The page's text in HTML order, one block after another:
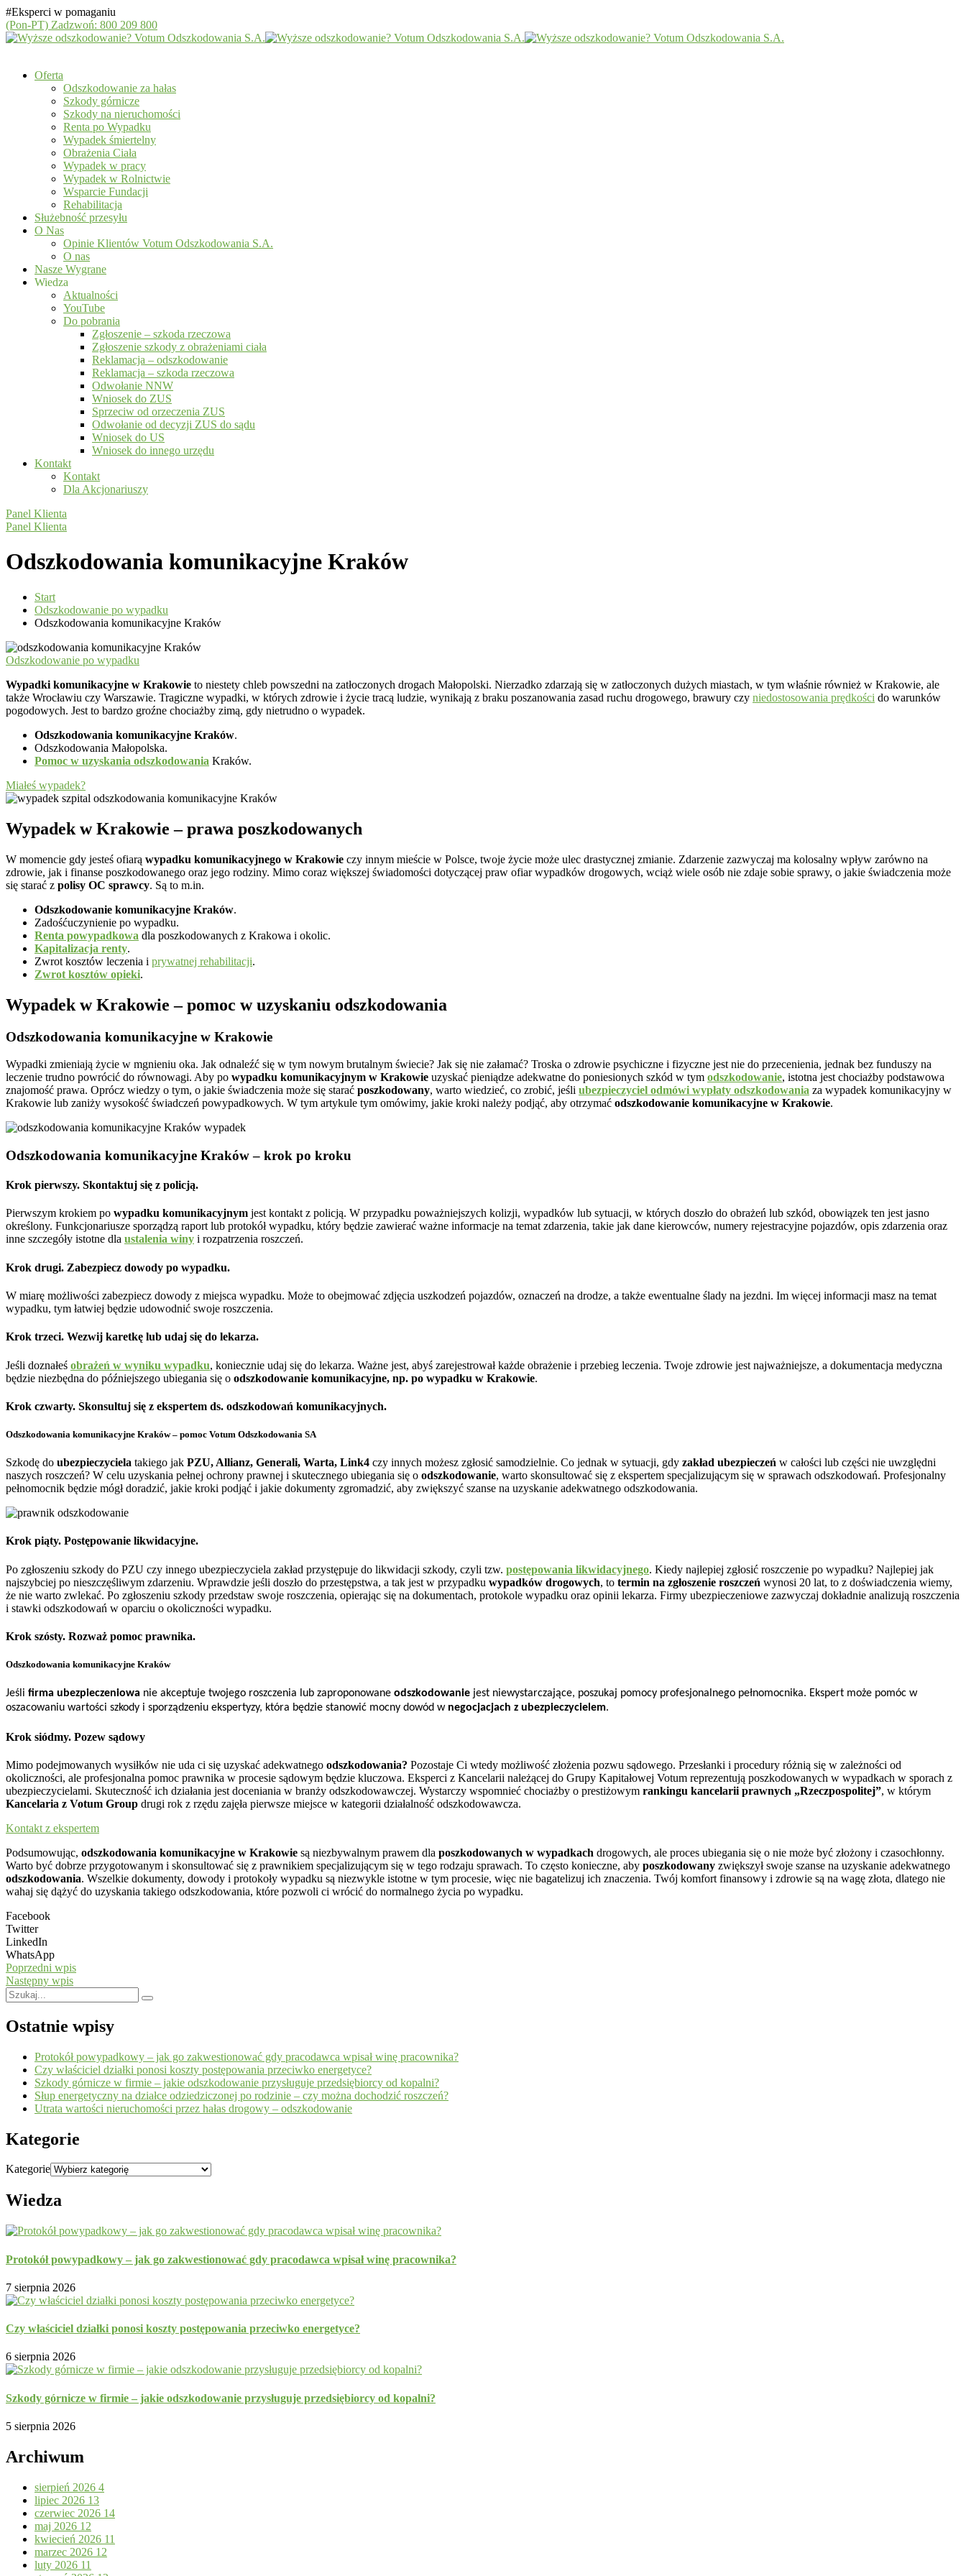
#Eksperci w pomaganiu
(Pon-PT) Zadzwoń: 800 209 800
Oferta
Odszkodowanie za hałas
Szkody górnicze
Szkody na nieruchomości
Renta po Wypadku
Wypadek śmiertelny
Obrażenia Ciała
Wypadek w pracy
Wypadek w Rolnictwie
Wsparcie Fundacji
Rehabilitacja
Służebność przesyłu
O Nas
Opinie Klientów Votum Odszkodowania S.A.
O nas
Nasze Wygrane
Wiedza
Aktualności
YouTube
Do pobrania
Zgłoszenie – szkoda rzeczowa
Zgłoszenie szkody z obrażeniami ciała
Reklamacja – odszkodowanie
Reklamacja – szkoda rzeczowa
Odwołanie NNW
Wniosek do ZUS
Sprzeciw od orzeczenia ZUS
Odwołanie od decyzji ZUS do sądu
Wniosek do US
Wniosek do innego urzędu
Kontakt
Kontakt
Dla Akcjonariuszy
Panel Klienta
Panel Klienta
Odszkodowania komunikacyjne Kraków
Start
Odszkodowanie po wypadku
Odszkodowania komunikacyjne Kraków
Odszkodowanie po wypadku
Wypadki komunikacyjne w Krakowie to niestety chleb powszedni na zatłoczonych drogach Małopolski. Nierzadko zdarzają się w zatłoczonych dużych miastach, w tym właśnie również w Krakowie, ale
także Wrocławiu czy Warszawie. Tragiczne wypadki, w których zdrowie i życie tracą ludzie, wynikają z braku poszanowania zasad ruchu drogowego, brawury czy niedostosowania prędkości do warunków
pogodowych. Jest to bardzo groźne chociażby zimą, gdy nietrudno o wypadek.
Odszkodowania komunikacyjne Kraków.
Odszkodowania Małopolska.
Pomoc w uzyskania odszkodowania Kraków.
Miałeś wypadek?
Wypadek w Krakowie – prawa poszkodowanych
W momencie gdy jesteś ofiarą wypadku komunikacyjnego w Krakowie czy innym mieście w Polsce, twoje życie może ulec drastycznej zmianie. Zdarzenie zazwyczaj ma kolosalny wpływ zarówno na
zdrowie, jak i finanse poszkodowanego oraz jego rodziny. Mimo coraz większej świadomości dotyczącej praw ofiar wypadków drogowych, wciąż wiele osób nie zdaje sobie sprawy, o jakie świadczenia może
się starać z polisy OC sprawcy. Są to m.in.
Odszkodowanie komunikacyjne Kraków.
Zadośćuczynienie po wypadku.
Renta powypadkowa dla poszkodowanych z Krakowa i okolic.
Kapitalizacja renty.
Zwrot kosztów leczenia i prywatnej rehabilitacji.
Zwrot kosztów opieki.
Wypadek w Krakowie – pomoc w uzyskaniu odszkodowania
Odszkodowania komunikacyjne w Krakowie
Wypadki zmieniają życie w mgnieniu oka. Jak odnaleźć się w tym nowym brutalnym świecie? Jak się nie załamać? Troska o zdrowie psychiczne i fizyczne jest nie do przecenienia, jednak bez funduszy na
leczenie trudno powrócić do równowagi. Aby po wypadku komunikacyjnym w Krakowie uzyskać pieniądze adekwatne do poniesionych szkód w tym odszkodowanie, istotna jest chociażby podstawowa
znajomość prawa. Oprócz wiedzy o tym, o jakie świadczenia może się starać poszkodowany, warto wiedzieć, co zrobić, jeśli ubezpieczyciel odmówi wypłaty odszkodowania za wypadek komunikacyjny w
Krakowie lub zaniży wysokość świadczeń powypadkowych. W tym artykule tym omówimy, jakie kroki należy podjąć, aby otrzymać odszkodowanie komunikacyjne w Krakowie.
Odszkodowania komunikacyjne Kraków – krok po kroku
Krok pierwszy. Skontaktuj się z policją.
Pierwszym krokiem po wypadku komunikacyjnym jest kontakt z policją. W przypadku poważniejszych kolizji, wypadków lub sytuacji, w których doszło do obrażeń lub szkód, obowiązek ten jest jasno
określony. Funkcjonariusze sporządzą raport lub protokół wypadku, który będzie zawierać ważne informacje na temat zdarzenia, takie jak dane kierowców, numery rejestracyjne pojazdów, opis zdarzenia oraz
inne szczegóły istotne dla ustalenia winy i rozpatrzenia roszczeń.
Krok drugi. Zabezpiecz dowody po wypadku.
W miarę możliwości zabezpiecz dowody z miejsca wypadku. Może to obejmować zdjęcia uszkodzeń pojazdów, oznaczeń na drodze, a także ewentualne ślady na jezdni. Im więcej informacji masz na temat
wypadku, tym łatwiej będzie udowodnić swoje roszczenia.
Krok trzeci. Wezwij karetkę lub udaj się do lekarza.
Jeśli doznałeś obrażeń w wyniku wypadku, koniecznie udaj się do lekarza. Ważne jest, abyś zarejestrował każde obrażenie i przebieg leczenia. Twoje zdrowie jest najważniejsze, a dokumentacja medyczna
będzie niezbędna do późniejszego ubiegania się o odszkodowanie komunikacyjne, np. po wypadku w Krakowie.
Krok czwarty. Skonsultuj się z ekspertem ds. odszkodowań komunikacyjnych.
Odszkodowania komunikacyjne Kraków – pomoc Votum Odszkodowania SA
Szkodę do ubezpieczyciela takiego jak PZU, Allianz, Generali, Warta, Link4 czy innych możesz zgłosić samodzielnie. Co jednak w sytuacji, gdy zakład ubezpieczeń w całości lub części nie uwzględni
naszych roszczeń? W celu uzyskania pełnej ochrony prawnej i skutecznego ubiegania się o odszkodowanie, warto skonsultować się z ekspertem specjalizującym się w sprawach odszkodowań. Profesjonalny
pełnomocnik będzie mógł doradzić, jakie kroki podjąć i jakie dokumenty zgromadzić, aby zwiększyć szanse na uzyskanie adekwatnego odszkodowania.
Krok piąty. Postępowanie likwidacyjne.
Po zgłoszeniu szkody do PZU czy innego ubezpieczyciela zakład przystępuje do likwidacji szkody, czyli tzw. postępowania likwidacyjnego. Kiedy najlepiej zgłosić roszczenie po wypadku? Najlepiej jak
najszybciej po nieszczęśliwym zdarzeniu. Wprawdzie jeśli doszło do przestępstwa, a tak jest w przypadku wypadków drogowych, to termin na zgłoszenie roszczeń wynosi 20 lat, to z doświadczenia wiemy,
że nie warto zwlekać. Po zgłoszeniu szkody przedstaw swoje roszczenia, opierając się na dokumentach, protokole wypadku oraz opinii lekarza. Firmy ubezpieczeniowe zazwyczaj dokładnie analizują roszczenia
i stawki odszkodowań w oparciu o okoliczności wypadku.
Krok szósty. Rozważ pomoc prawnika.
Odszkodowania komunikacyjne Kraków
Jeśli firma ubezpieczeniowa nie akceptuje twojego roszczenia lub zaproponowane odszkodowanie jest niewystarczające, poszukaj pomocy profesjonalnego pełnomocnika. Ekspert może pomóc w
oszacowaniu wartości szkody i sporządzeniu ekspertyzy, która będzie stanowić mocny dowód w negocjacjach z ubezpieczycielem.
Krok siódmy. Pozew sądowy
Mimo podejmowanych wysiłków nie uda ci się uzyskać adekwatnego odszkodowania? Pozostaje Ci wtedy możliwość złożenia pozwu sądowego. Przesłanki i procedury różnią się w zależności od
okoliczności, ale profesjonalna pomoc prawnika w procesie sądowym będzie kluczowa. Eksperci z Kancelarii należącej do Grupy Kapitałowej Votum reprezentują poszkodowanych w wypadkach w sporach z
ubezpieczycielami. Skuteczność ich działania jest doceniania w branży odszkodowawczej. Wystarczy wspomnieć chociażby o prestiżowym rankingu kancelarii prawnych „Rzeczpospolitej”, w którym
Kancelaria z Votum Group drugi rok z rzędu zajęła pierwsze miejsce w kategorii działalność odszkodowawcza.
Kontakt z ekspertem
Podsumowując, odszkodowania komunikacyjne w Krakowie są niezbywalnym prawem dla poszkodowanych w wypadkach drogowych, ale proces ubiegania się o nie może być złożony i czasochłonny.
Warto być dobrze przygotowanym i skonsultować się z prawnikiem specjalizującym się w tego rodzaju sprawach. To często konieczne, aby poszkodowany zwiększył swoje szanse na uzyskanie adekwatnego
odszkodowania. Wszelkie dokumenty, dowody i protokoły wypadku są niezwykle istotne w tym procesie, więc nie bagatelizuj ich znaczenia. Twój komfort finansowy i zdrowie są na wagę złota, dlatego nie
wahaj się dążyć do uzyskania takiego odszkodowania, które pozwoli ci wrócić do normalnego życia po wypadku.
Facebook
Twitter
LinkedIn
WhatsApp
Poprzedni wpis
Następny wpis
Ostatnie wpisy
Protokół powypadkowy – jak go zakwestionować gdy pracodawca wpisał winę pracownika?
Czy właściciel działki ponosi koszty postępowania przeciwko energetyce?
Szkody górnicze w firmie – jakie odszkodowanie przysługuje przedsiębiorcy od kopalni?
Słup energetyczny na działce odziedziczonej po rodzinie – czy można dochodzić roszczeń?
Utrata wartości nieruchomości przez hałas drogowy – odszkodowanie
Kategorie
Kategorie
Wiedza
Protokół powypadkowy – jak go zakwestionować gdy pracodawca wpisał winę pracownika?
7 sierpnia 2026
Czy właściciel działki ponosi koszty postępowania przeciwko energetyce?
6 sierpnia 2026
Szkody górnicze w firmie – jakie odszkodowanie przysługuje przedsiębiorcy od kopalni?
5 sierpnia 2026
Archiwum
sierpień 2026 4
lipiec 2026 13
czerwiec 2026 14
maj 2026 12
kwiecień 2026 11
marzec 2026 12
luty 2026 11